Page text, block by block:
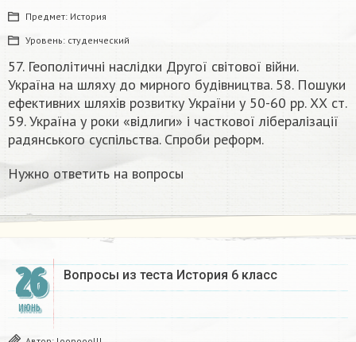
Предмет: История
Уровень: студенческий
57. Геополітичні наслідки Другої світової війни.
Україна на шляху до мирного будівництва. 58. Пошуки
ефективних шляхів розвитку України у 50-60 рр. ХХ ст.
59. Україна у роки «відлиги» і часткової лібералізації
радянського суспільства. Спроби реформ.
Нужно ответить на вопросы
26
ИЮНЬ
Вопросы из теста История 6 класс